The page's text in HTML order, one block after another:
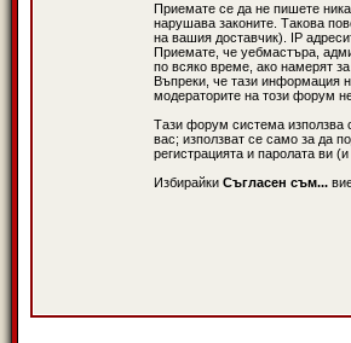
Приемате се да не пишете
нарушава законите. Такова
на вашия доставчик). IP
Приемате, че уебмастъра,
по всяко време, ако намерят
Въпреки, че тази информация
модераторите на този форум
Тази форум система използва
вас; използват се само за да
регистрацията и паролата ви
Избирайки Съгласен съм...